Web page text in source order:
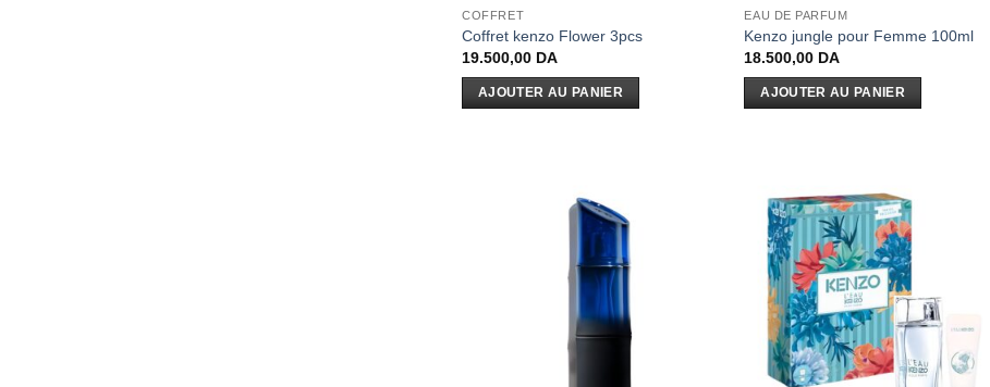
COFFRET
Coffret kenzo Flower 3pcs
19.500,00 DA
AJOUTER AU PANIER
EAU DE PARFUM
Kenzo jungle pour Femme 100ml
18.500,00 DA
AJOUTER AU PANIER